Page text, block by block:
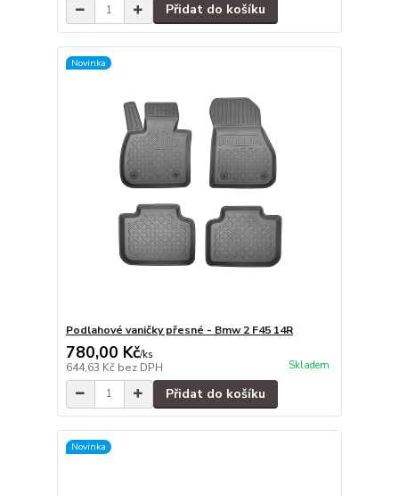
Přidat do košíku
Novinka
Podlahové vaničky přesné - Bmw 2 F45 14R
780,00 Kč/ks
644,63 Kč bez DPH Skladem
Přidat do košíku
Novinka